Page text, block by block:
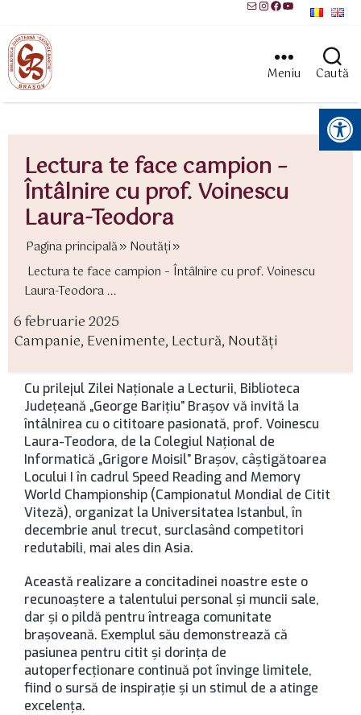
MailInstagram
Facebook
YouTube
Meniu Caută
Instrumente pentru accesibilitate
Lectura te face campion –
Întâlnire cu prof. Voinescu
Laura-Teodora
Pagina principală
Noutăți
Lectura te face campion – Întâlnire cu prof. Voinescu
Laura-Teodora ...
6 februarie 2025
Campanie, Evenimente, Lectură, Noutăți
Cu prilejul Zilei Naţionale a Lecturii, Biblioteca
Judeţeană „George Bariţiu” Braşov vă invită la
întâlnirea cu o cititoare pasionată, prof. Voinescu
Laura-Teodora, de la Colegiul Naţional de
Informatică „Grigore Moisil” Braşov, câştigătoarea
Locului I în cadrul Speed Reading and Memory
World Championship (Campionatul Mondial de Citit
Viteză), organizat la Universitatea Istanbul, în
decembrie anul trecut, surclasând competitori
redutabili, mai ales din Asia.
Această realizare a concitadinei noastre este o
recunoaștere a talentului personal și muncii sale,
dar și o pildă pentru întreaga comunitate
brașoveană. Exemplul său demonstrează că
pasiunea pentru citit și dorința de
autoperfecționare continuă pot învinge limitele,
fiind o sursă de inspirație și un stimul de a atinge
excelența.